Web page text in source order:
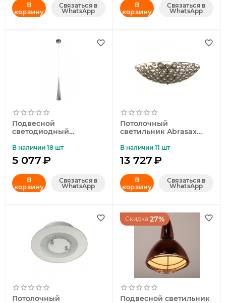
В
корзину
Связаться в
WhatsApp
В
корзину
Связаться в
WhatsApp
Подвесной
светодиодный
Brigitte SD727
В наличии 18 шт
5 077₽
В
корзину
Связаться в
WhatsApp
Потолочный
светильник Abrasax
В наличии 11 шт
13 727₽
В
корзину
Связаться в
WhatsApp
Потолочный
Скидка 27%
Подвесной светильник